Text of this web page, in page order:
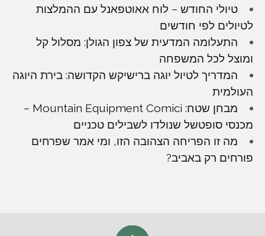
טיולי החודש – לוח אאוטפאנל עם ההמלצות
לטיולים לפי חודשים
התעלומה המדעית של צפון הגולן: מסלול קל
ומוצל לכל המשפחה
המדריך לטיול יוגה ברישיקש הקדושה: בירת היוגה
העולמית
מבחן שטח: Mountain Equipment Comici –
מכנסי סופטשל שנולדו לשבילים טכניים
מה זו הפריחה הצהובה הזו, ומי אמר שפרחים
פורחים רק באביב?